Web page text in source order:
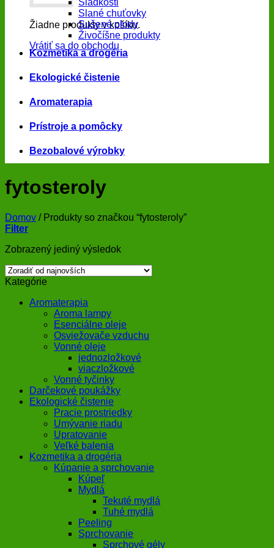
Žiadne produkty v košíku.
Vrátiť sa do obchodu
Sladkosti
Slané chuťovky
Sušené plody
Živočíšne produkty
Kozmetika a drogéria
Ekologické čistenie
Aromaterapia
Prístroje a pomôcky
Bezobalové výrobky
fytosteroly
Domov /Produkty so značkou “fytosteroly”
Filter
Zobrazený jediný výsledok
Kategórie
Aromaterapia
Aroma lampy
Esenciálne oleje
Osviežovače vzduchu
Vonné oleje
jednozložkové
viaczložkové
Vonné tyčinky
Darčekové poukážky
Ekologické čistenie
Pracie prostriedky
Umývanie riadu
Upratovanie
Veľké balenia
Kozmetika a drogéria
Kúpanie a sprchovanie
Kúpeľ
Mydlá
Tekuté mydlá
Tuhé mydlá
Peeling
Sprchovanie
Sprchové gély